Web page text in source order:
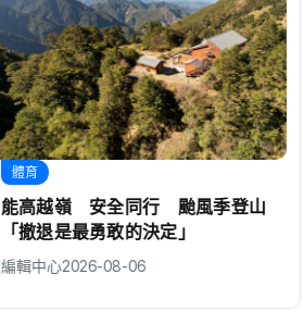
體育
能高越嶺 安全同行 颱風季登山
「撤退是最勇敢的決定」
編輯中心2026-08-06